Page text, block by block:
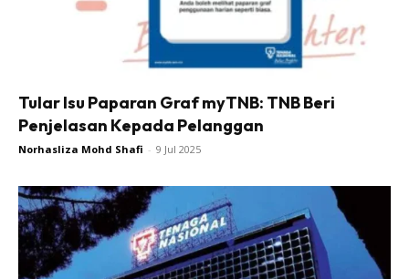
Tular Isu Paparan Graf myTNB: TNB Beri
Penjelasan Kepada Pelanggan
Norhasliza Mohd Shafi - 9 Jul 2025